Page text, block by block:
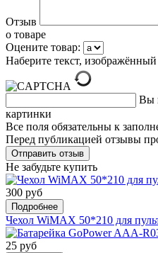
Отзыв
о товаре
Оцените товар:
Наберите текст,
Вы
картинки
Все поля обязательны к
Перед публикацией отзывы
Не забудьте купить
300 руб
Подробнее
Чехол WiMAX 50*210 для
25 руб